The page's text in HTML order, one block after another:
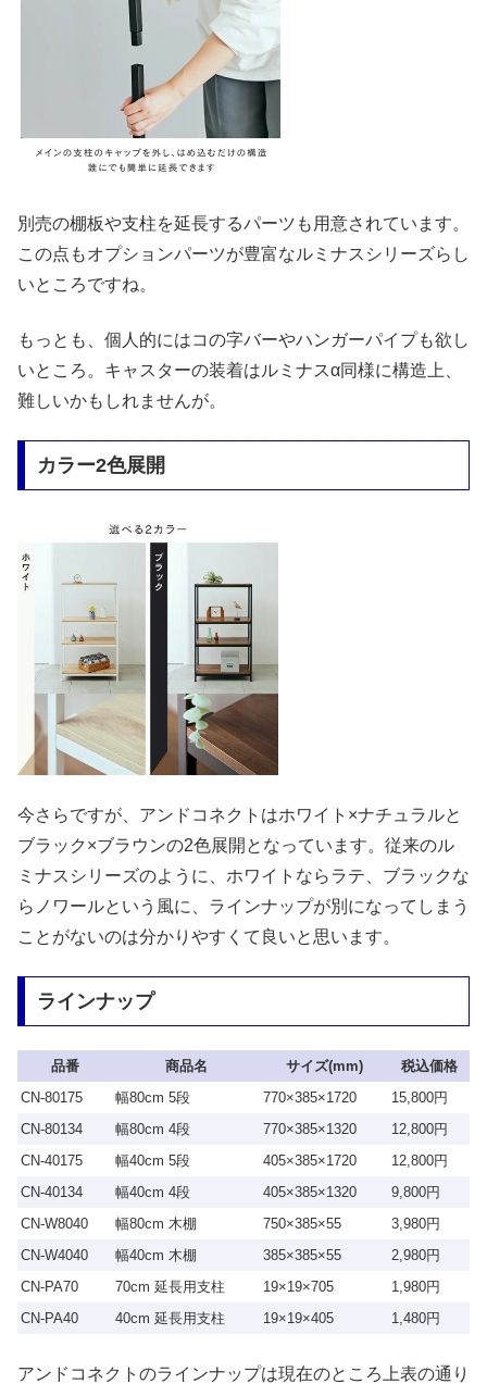
別売の棚板や支柱を延長するパーツも用意されています。
この点もオプションパーツが豊富なルミナスシリーズらし
いところですね。
もっとも、個人的にはコの字バーやハンガーパイプも欲し
いところ。キャスターの装着はルミナスα同様に構造上、
難しいかもしれませんが。
カラー2色展開
今さらですが、アンドコネクトはホワイト×ナチュラルと
ブラック×ブラウンの2色展開となっています。従来のル
ミナスシリーズのように、ホワイトならラテ、ブラックな
らノワールという風に、ラインナップが別になってしまう
ことがないのは分かりやすくて良いと思います。
ラインナップ
品番 商品名 サイズ(mm)
税込価格
CN-80175
幅80cm 5段 770×385×1720
15,800円
CN-80134
幅80cm 4段 770×385×1320
12,800円
CN-40175
幅40cm 5段 405×385×1720
12,800円
CN-40134
幅40cm 4段 405×385×1320
9,800円
CN-W8040
幅80cm 木棚 750×385×55
3,980円
CN-W4040
幅40cm 木棚 385×385×55
2,980円
CN-PA70
70cm 延長用支柱 19×19×705
1,980円
CN-PA40
40cm 延長用支柱 19×19×405 1,480円
アンドコネクトのラインナップは現在のところ上表の通り